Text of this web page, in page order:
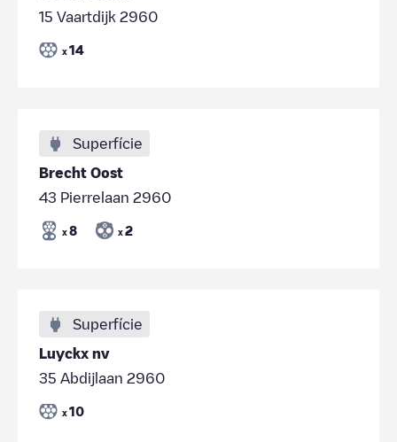
15 Vaartdijk 2960
x 14
Superfície
Brecht Oost
43 Pierrelaan 2960
x 8 x 2
Superfície
Luyckx nv
35 Abdijlaan 2960
x 10